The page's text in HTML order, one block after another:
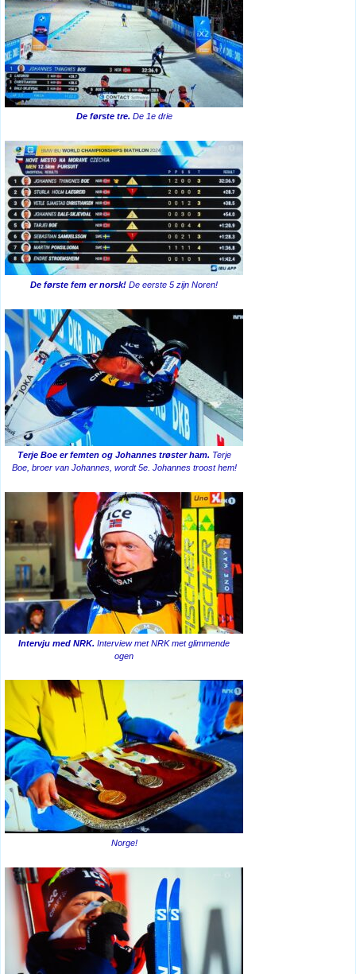
De første tre. De 1e drie
De første fem er norsk! De eerste 5 zijn Noren!
Terje Boe er femten og Johannes trøster ham. Terje
Boe, broer van Johannes, wordt 5e. Johannes troost hem!
Intervju med NRK. Interview met NRK met glimmende
ogen
Norge!